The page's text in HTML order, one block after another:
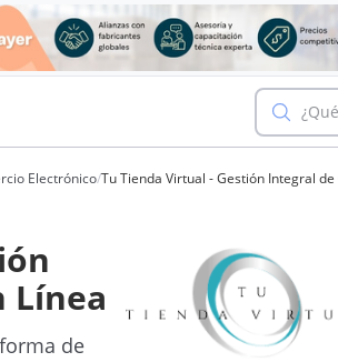
Electrónico/Tu Tienda Virtual - Gestión Integral
Línea
de